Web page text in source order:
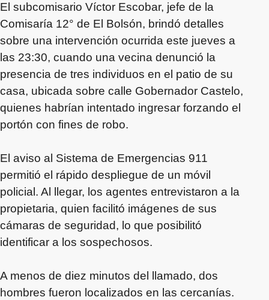
El subcomisario Víctor Escobar, jefe de la
Comisaría 12° de El Bolsón, brindó detalles
sobre una intervención ocurrida este jueves a
las 23:30, cuando una vecina denunció la
presencia de tres individuos en el patio de su
casa, ubicada sobre calle Gobernador Castelo,
quienes habrían intentado ingresar forzando el
portón con fines de robo.
El aviso al Sistema de Emergencias 911
permitió el rápido despliegue de un móvil
policial. Al llegar, los agentes entrevistaron a la
propietaria, quien facilitó imágenes de sus
cámaras de seguridad, lo que posibilitó
identificar a los sospechosos.
A menos de diez minutos del llamado, dos
hombres fueron localizados en las cercanías.